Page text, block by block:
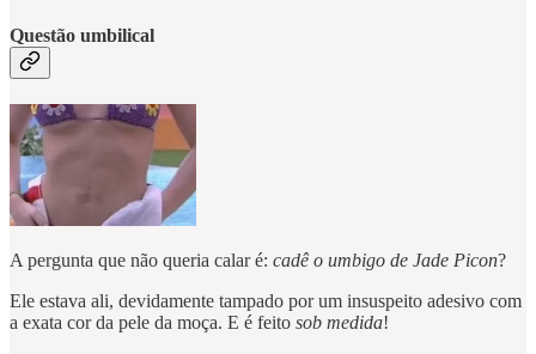
Questão umbilical
A pergunta que não queria calar é: cadê o umbigo de Jade Picon?
Ele estava ali, devidamente tampado por um insuspeito adesivo com
a exata cor da pele da moça. E é feito sob medida!